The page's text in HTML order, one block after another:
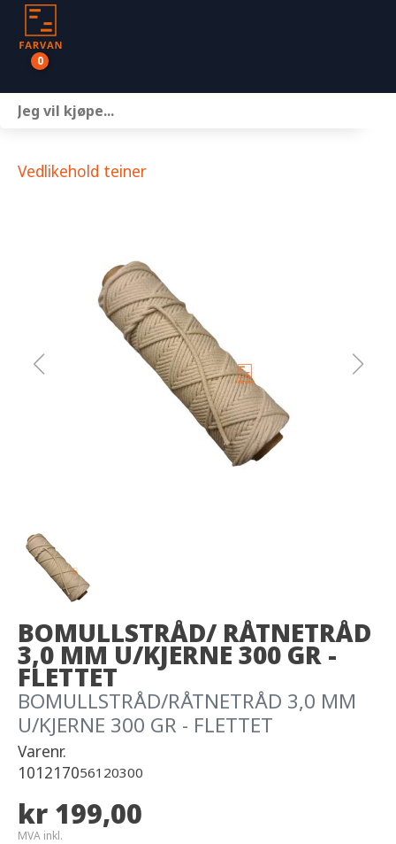
0
Vedlikehold teiner
BOMULLSTRÅD/ RÅTNETRÅD
3,0 MM U/KJERNE 300 GR -
FLETTET
BOMULLSTRÅD/RÅTNETRÅD 3,0 MM
U/KJERNE 300 GR - FLETTET
Varenr.
101217056120300
kr 199,00
MVA inkl.